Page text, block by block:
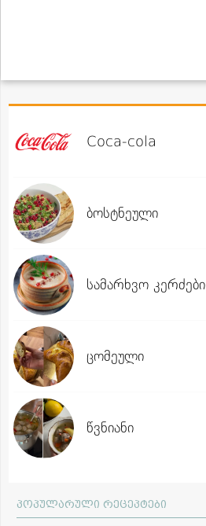
Coca-cola
ბოსტნეული
სამარხვო კერძები
ცომეული
წვნიანი
პოპულარული რეცეპტები